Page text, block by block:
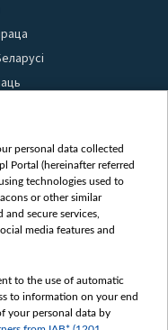
personal data collected
Portal (hereinafter referred
technologies used to
or other similar
secure services,
media features and
to the use of automatic
to information on your end
your personal data by